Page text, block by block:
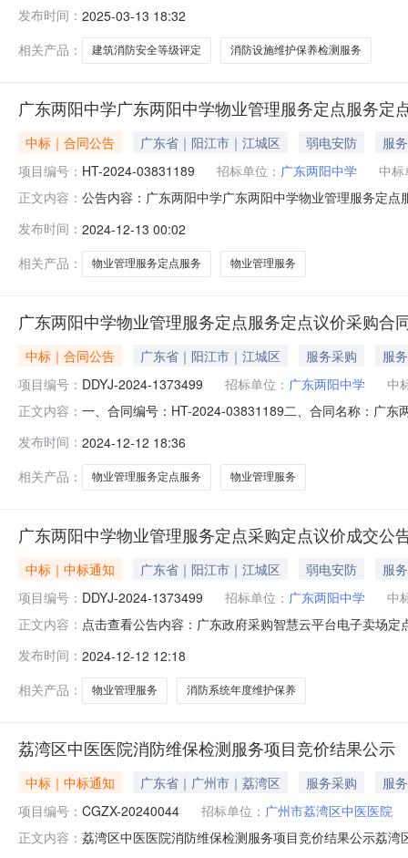
政管理的中介服务项目采购）投资审批项目否采购项目
发布时间： 2025-03-13 18:32
相关产品：
建筑消防安全等级评定 消防设施维护保养检测服务
广东两阳中学广东两阳中学物业管理服务定点服务定
中标｜合同公告 广东省｜阳江市｜江城区 弱电安防
服务
项目编号： HT-2024-03831189 招标单位： 广东两阳中学
中标
正文内容： 公告内容：广东两阳中学广东两阳中学物业管理服务定
青湖畔（总务处收）联系方式：0662-2237898供应商(
发布时间： 2024-12-13 00:02
相关产品：
物业管理服务定点服务 物业管理服务
广东两阳中学物业管理服务定点服务定点议价采购合
中标｜合同公告 广东省｜阳江市｜江城区 服务采购
服务
项目编号： DDYJ-2024-1373499 招标单位： 广东两阳中学
中
正文内容： 一、合同编号：HT-2024-03831189二、合同名称：广
防技术服务有限公司地址：北山大征常大街1-4号203联
发布时间： 2024-12-12 18:36
相关产品：
物业管理服务定点服务 物业管理服务
广东两阳中学物业管理服务定点采购定点议价成交公
中标｜中标通知 广东省｜阳江市｜江城区 弱电安防
服务
项目编号： DDYJ-2024-1373499 招标单位： 广东两阳中学
中
正文内容： 点击查看公告内容：广东政府采购智慧云平台电子卖场
元整）（三）成交标的明细服务描述数量单位供应商报
发布时间： 2024-12-12 12:18
相关产品：
物业管理服务 消防系统年度维护保养
荔湾区中医医院消防维保检测服务项目竞价结果公示
中标｜中标通知 广东省｜广州市｜荔湾区 服务采购
服务
项目编号： CGZX-20240044 招标单位： 广州市荔湾区中医医院
正文内容： 荔湾区中医医院消防维保检测服务项目竞价结果公示荔